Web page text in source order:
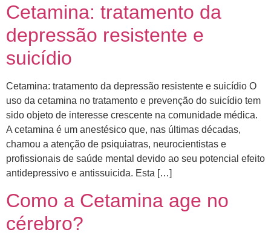
Cetamina: tratamento da
depressão resistente e
suicídio
Cetamina: tratamento da depressão resistente e suicídio O
uso da cetamina no tratamento e prevenção do suicídio tem
sido objeto de interesse crescente na comunidade médica.
A cetamina é um anestésico que, nas últimas décadas,
chamou a atenção de psiquiatras, neurocientistas e
profissionais de saúde mental devido ao seu potencial efeito
antidepressivo e antissuicida. Esta […]
Como a Cetamina age no
cérebro?